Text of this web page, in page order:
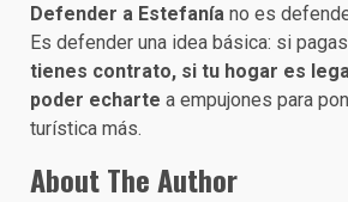
Defender a Estefanía no es
Es defender una idea básica: si
tienes contrato, si tu hogar es
poder echarte a empujones para
turística más.
About The Author